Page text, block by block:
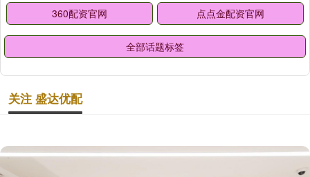
360配资官网 点点金配资官网
全部话题标签
关注 盛达优配